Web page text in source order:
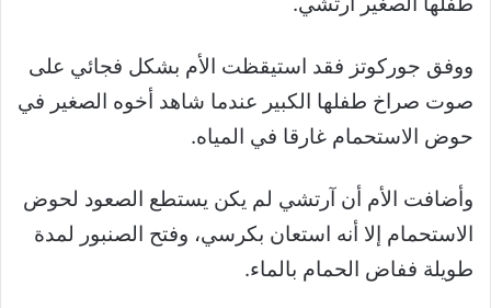
ووفق جوركوتز فقد استيقظت الأم بشكل فجائي على
صوت صراخ طفلها الكبير عندما شاهد أخوه الصغير في
حوض الاستحمام غارقا في المياه.
وأضافت الأم أن آرتشي لم يكن يستطع الصعود لحوض
الاستحمام إلا أنه استعان بكرسي، وفتح الصنبور لمدة
طويلة ففاض الحمام بالماء.